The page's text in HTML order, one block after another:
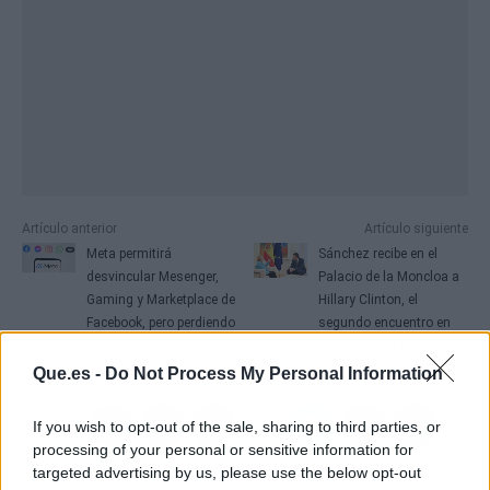
Que.es - Do Not Process My Personal Information
If you wish to opt-out of the sale, sharing to third parties, or
processing of your personal or sensitive information for
targeted advertising by us, please use the below opt-out
Artículo anterior
Meta permitirá
desvincular Mesenger,
Gaming y Marketplace de
Facebook, pero perdiendo
Artículo siguiente
Sánchez recibe en el
Palacio de la Moncloa a
Hillary Clinton, el
segundo encuentro en